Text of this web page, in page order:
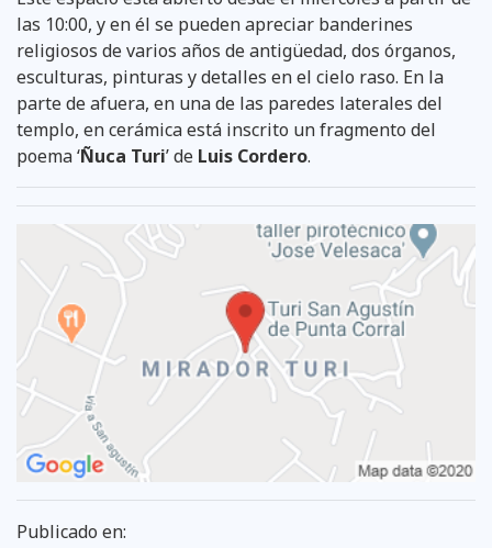
las 10:00, y en él se pueden apreciar banderines
religiosos de varios años de antigüedad, dos órganos,
esculturas, pinturas y detalles en el cielo raso. En la
parte de afuera, en una de las paredes laterales del
templo, en cerámica está inscrito un fragmento del
poema ‘Ñuca Turi’ de Luis Cordero.
Publicado en: